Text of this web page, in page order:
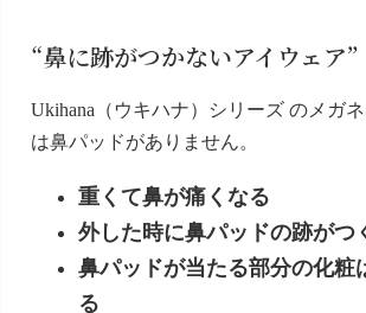
“鼻に跡がつかないアイウェア”
Ukihana（ウキハナ）シリーズ のメガ
は鼻パッドがありません。
重くて鼻が痛くなる
外した時に鼻パッドの跡がつ
鼻パッドが当たる部分の化粧
る